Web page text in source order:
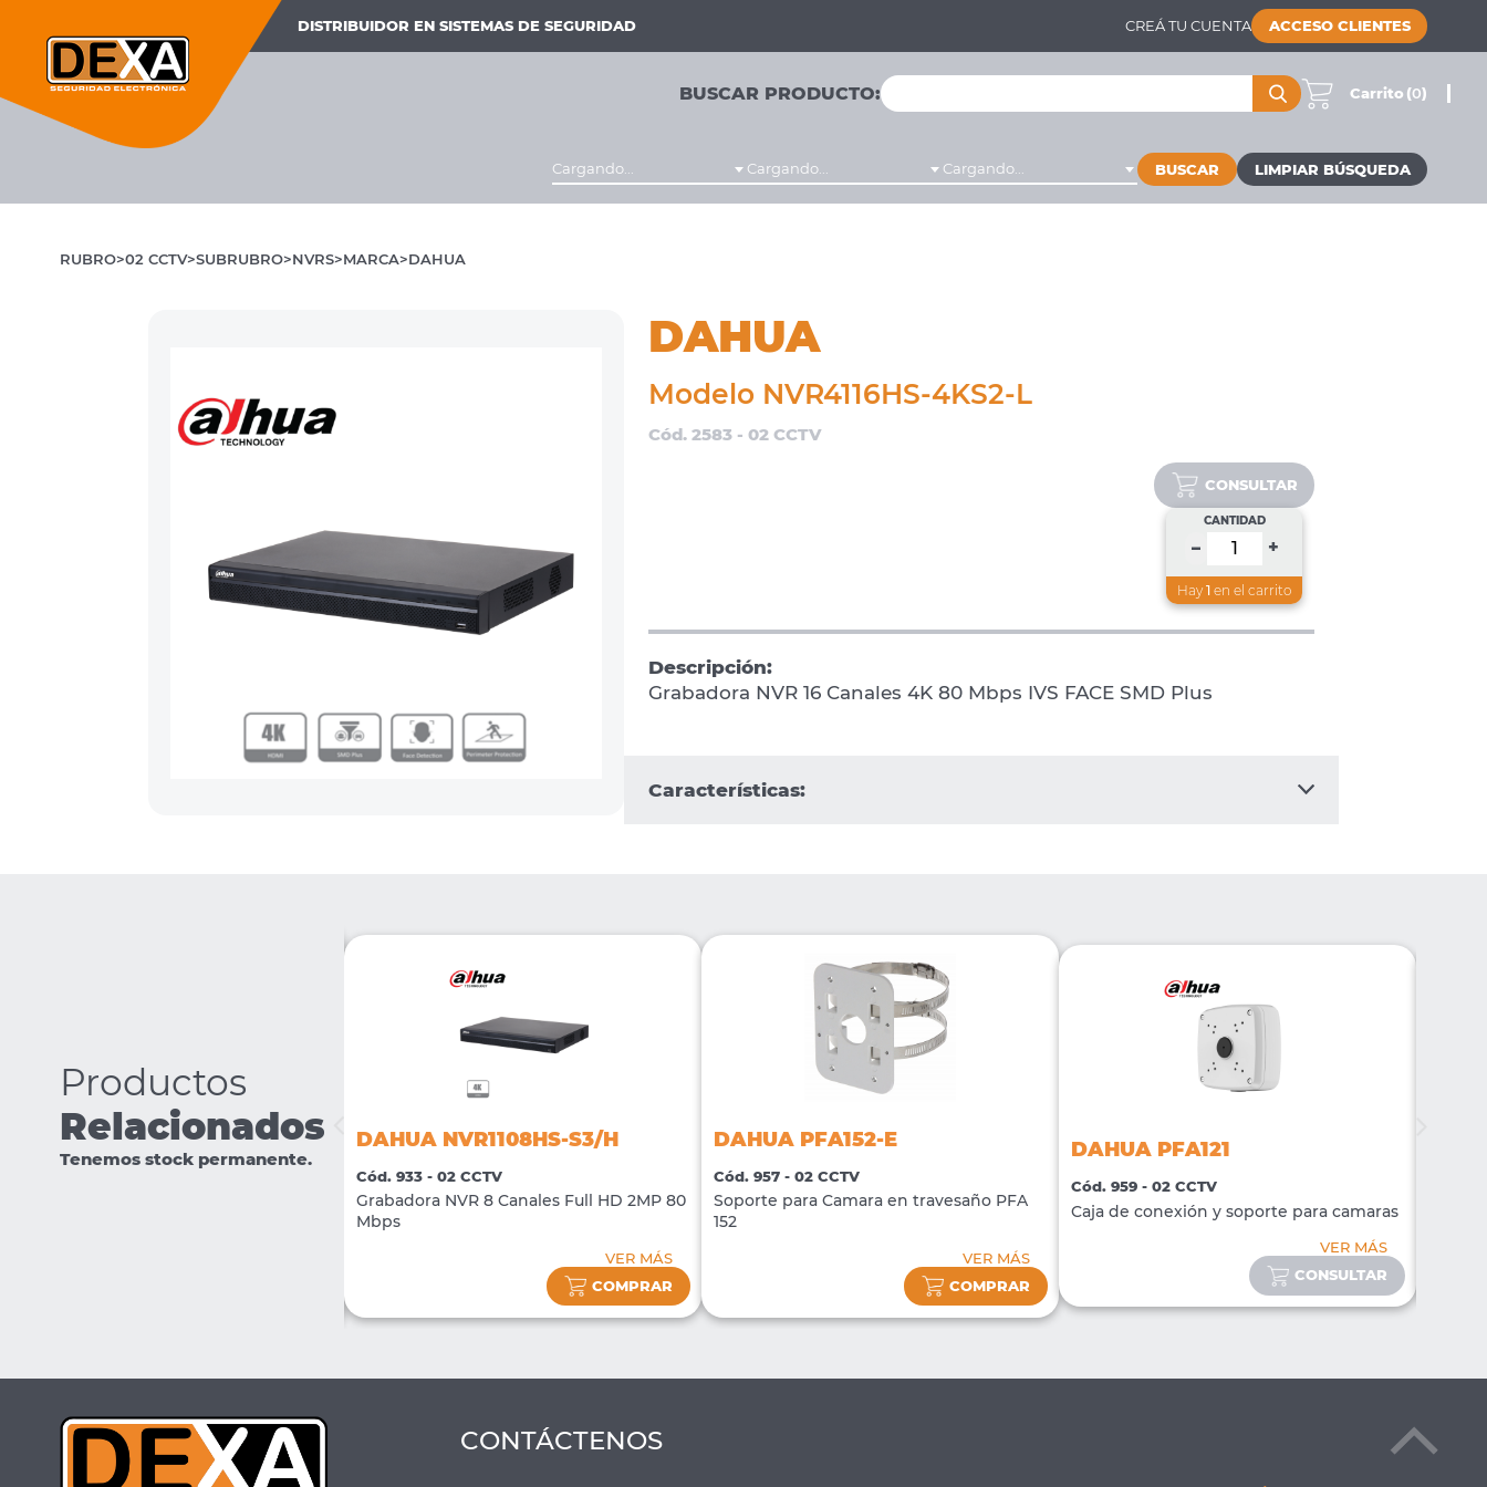
DISTRIBUIDOR EN SISTEMAS DE SEGURIDAD CREÁ TU CUENTA ACCESO CLIENTES
BUSCAR PRODUCTO: Carrito (0)
Cargando... Cargando... Cargando... BUSCAR
RUBRO 02 CCTV SUBRUBRO NVRS MARCA DAHUA
DAHUA
Modelo NVR4116HS-4KS2-L
Cód. 2583 - 02 CCTV
CONSULTAR
CANTIDAD
– +
Hay1 en el carrito
Descripción:
Grabadora NVR 16 Canales 4K 80 Mbps IVS FACE SMD Plus
Características:
Productos
Relacionados
Tenemos stock permanente.
IPC-HFW1239S1P-LED-
S5
DAHUA NVR1108HS-S3/H
Cód. 933 - 02 CCTV
Grabadora NVR 8 Canales Full HD 2MP 80
Mbps
VER MÁS
COMPRAR
DAHUA PFA152-E
Cód. 957 - 02 CCTV
Soporte para Camara en travesaño PFA
152
VER MÁS
COMPRAR
DAHUA PFA121
Cód. 959 - 02 CCTV
Caja de conexión y soporte para camaras
VER MÁS
CONSULTAR
CONTÁCTENOS